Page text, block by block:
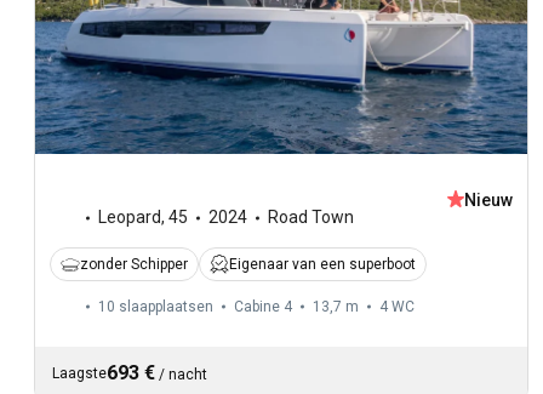
Leopard, 45 2024 Road Town
Nieuw
zonder Schipper Eigenaar van een superboot
10 slaapplaatsen Cabine 4 13,7 m 4 WC
Laagste693 € / nacht